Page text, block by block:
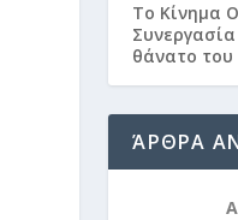
Το Κίνημα
θάνατο
ΆΡΘΡΑ